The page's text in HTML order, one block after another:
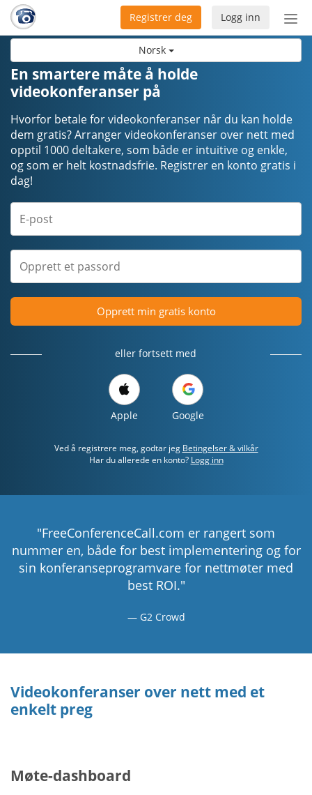
Norsk
Bytt
Logg inn
Registrer deg
En smartere måte å holde
videokonferanser på
Hvorfor betale for videokonferanser når du kan holde
dem gratis? Arranger videokonferanser over nett med
opptil 1000 deltakere, som både er intuitive og enkle,
og som er helt kostnadsfrie. Registrer en konto gratis i
dag!
Opprett min gratis konto
eller fortsett med
Apple Google
Ved å registrere meg, godtar jeg Betingelser & vilkår
Har du allerede en konto? Logg inn
"FreeConferenceCall.com er rangert som
nummer en, både for best implementering og for
sin konferanseprogramvare for nettmøter med
best ROI."
G2 Crowd
Videokonferanser over nett med et
enkelt preg
Møte-dashboard